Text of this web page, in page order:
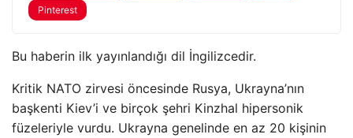
Pinterest
Bu haberin ilk yayınlandığı dil İngilizcedir.
Kritik NATO zirvesi öncesinde Rusya, Ukrayna’nın
başkenti Kiev’i ve birçok şehri Kinzhal hipersonik
füzeleriyle vurdu. Ukrayna genelinde en az 20 kişinin